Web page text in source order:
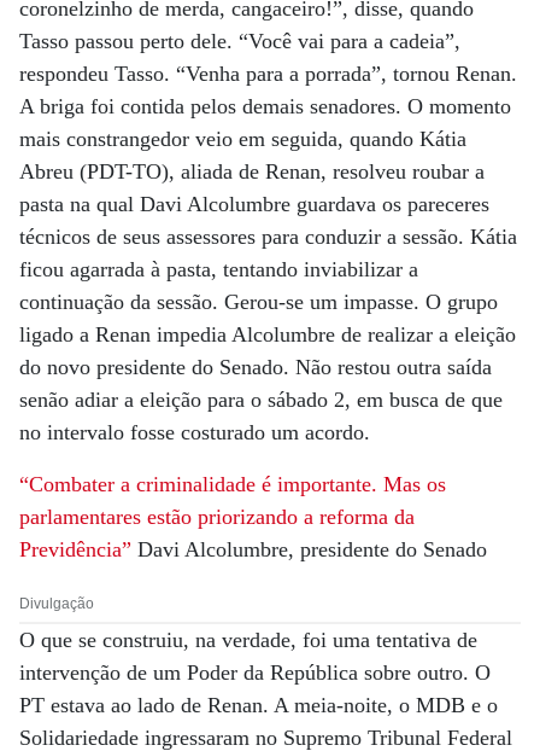
coronelzinho de merda, cangaceiro!”, disse, quando
Tasso passou perto dele. “Você vai para a cadeia”,
respondeu Tasso. “Venha para a porrada”, tornou Renan.
A briga foi contida pelos demais senadores. O momento
mais constrangedor veio em seguida, quando Kátia
Abreu (PDT-TO), aliada de Renan, resolveu roubar a
pasta na qual Davi Alcolumbre guardava os pareceres
técnicos de seus assessores para conduzir a sessão. Kátia
ficou agarrada à pasta, tentando inviabilizar a
continuação da sessão. Gerou-se um impasse. O grupo
ligado a Renan impedia Alcolumbre de realizar a eleição
do novo presidente do Senado. Não restou outra saída
senão adiar a eleição para o sábado 2, em busca de que
no intervalo fosse costurado um acordo.
“Combater a criminalidade é importante. Mas os
parlamentares estão priorizando a reforma da
Previdência” Davi Alcolumbre, presidente do Senado
Divulgação
O que se construiu, na verdade, foi uma tentativa de
intervenção de um Poder da República sobre outro. O
PT estava ao lado de Renan. A meia-noite, o MDB e o
Solidariedade ingressaram no Supremo Tribunal Federal